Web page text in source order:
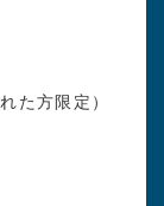
た方限定）